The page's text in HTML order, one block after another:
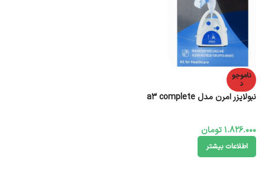
ناموجو
د
نبولایزر امرن مدل a3 complete
1.826.000تومان
اطلاعات بیشتر